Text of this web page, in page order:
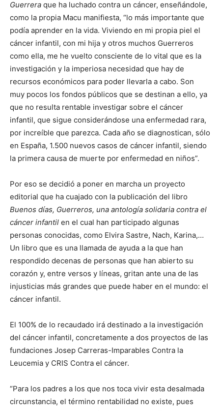
Guerrera que ha luchado contra un cáncer, enseñándole,
como la propia Macu manifiesta, “lo más importante que
podía aprender en la vida. Viviendo en mi propia piel el
cáncer infantil, con mi hija y otros muchos Guerreros
como ella, me he vuelto consciente de lo vital que es la
investigación y la imperiosa necesidad que hay de
recursos económicos para poder llevarla a cabo. Son
muy pocos los fondos públicos que se destinan a ello, ya
que no resulta rentable investigar sobre el cáncer
infantil, que sigue considerándose una enfermedad rara,
por increíble que parezca. Cada año se diagnostican, sólo
en España, 1.500 nuevos casos de cáncer infantil, siendo
la primera causa de muerte por enfermedad en niños”.
Por eso se decidió a poner en marcha un proyecto
editorial que ha cuajado con la publicación del libro
Buenos días, Guerreros, una antología solidaria contra el
cáncer infantil en el cual han participado algunas
personas conocidas, como Elvira Sastre, Nach, Karina,…
Un libro que es una llamada de ayuda a la que han
respondido decenas de personas que han abierto su
corazón y, entre versos y líneas, gritan ante una de las
injusticias más grandes que puede haber en el mundo: el
cáncer infantil.
El 100% de lo recaudado irá destinado a la investigación
del cáncer infantil, concretamente a dos proyectos de las
fundaciones Josep Carreras-Imparables Contra la
Leucemia y CRIS Contra el cáncer.
“Para los padres a los que nos toca vivir esta desalmada
circunstancia, el término rentabilidad no existe, pues